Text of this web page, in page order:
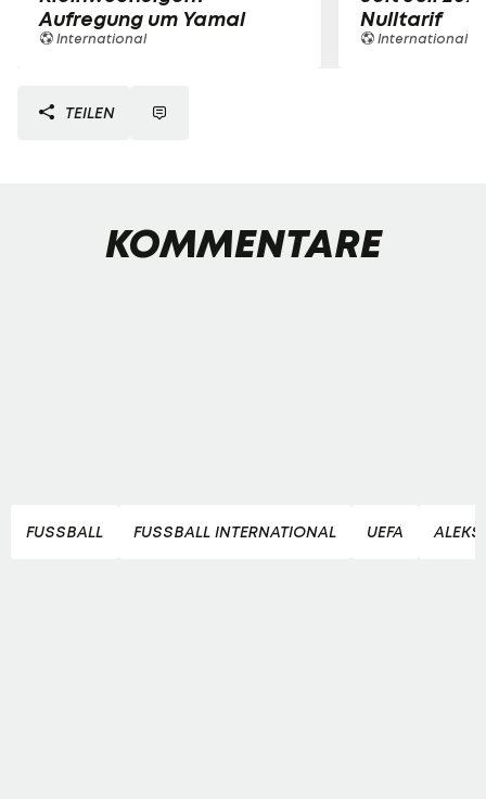
Aufregung um Yamal
International
Nulltarif
International
TEILEN
KOMMENTARE
FUSSBALL FUSSBALL INTERNATIONAL UEFA